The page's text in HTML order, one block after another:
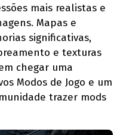
mais realistas e
Mapas e
significativas,
e texturas
chegar uma
Modos de Jogo e um
trazer mods